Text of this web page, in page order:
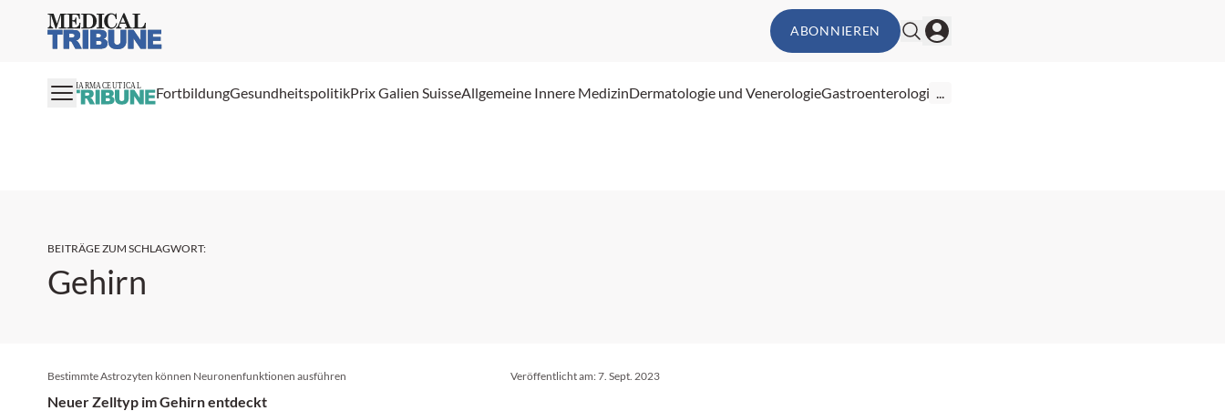
Medical Tribune ABONNIEREN
PHARMACEUTICAL FortbildungGesundheitspolitikPrix Galien SuisseAllgemeine Innere MedizinDermatologie und VenerologieGastroenterologie...
BEITRÄGE ZUM SCHLAGWORT:
Gehirn
Bestimmte Astrozyten können Neuronenfunktionen ausführen Veröffentlicht am:7. Sept. 2023
Neuer Zelltyp im Gehirn entdeckt